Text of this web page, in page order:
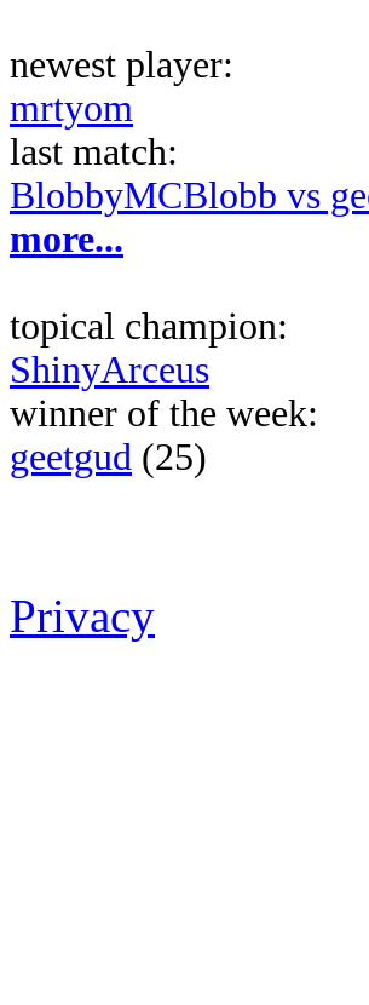
newest player:
mrtyom
last match:
BlobbyMCBlobb vs
more...
topical champion:
ShinyArceus
winner of the week:
geetgud (25)
Privacy